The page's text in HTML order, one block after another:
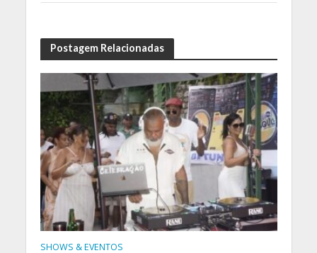
Postagem Relacionadas
SHOWS & EVENTOS